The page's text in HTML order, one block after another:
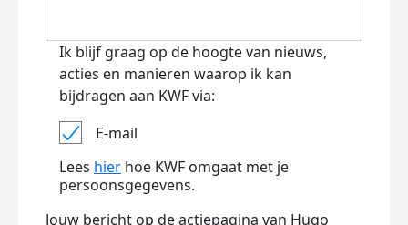
Ik blijf graag op de hoogte van nieuws,
acties en manieren waarop ik kan
bijdragen aan KWF via:
E-mail
Lees hier hoe KWF omgaat met je
persoonsgegevens.
Jouw bericht op de actiepagina van Hugo